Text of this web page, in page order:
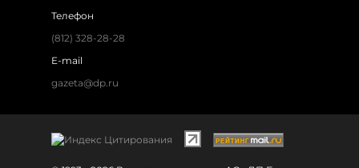
Телефон
(812) 328-28-28
E-mail
gazeta@dp.ru